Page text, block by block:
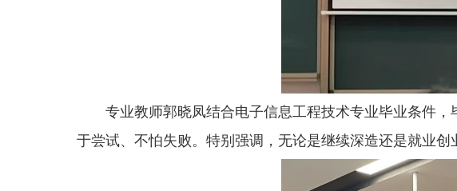
专业教师郭晓凤结合电子信息工程技术专业毕业条件
于尝试、不怕失败。特别强调，无论是继续深造还是就业